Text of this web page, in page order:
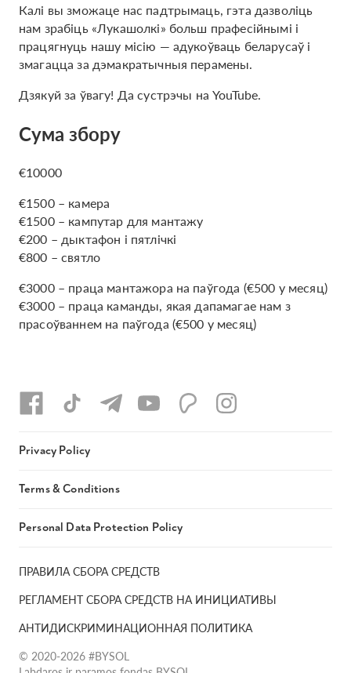
Калі вы зможаце нас падтрымаць, гэта дазволіць
нам зрабіць «Лукашолкі» больш прафесійнымі і
працягнуць нашу місію — адукоўваць беларусаў і
змагацца за дэмакратычныя перамены.
Дзякуй за ўвагу! Да сустрэчы на ​​YouTube.
Сума збору
€10000
€1500 – камера
€1500 – кампутар для мантажу
€200 – дыктафон і пятлічкі
€800 – святло
€3000 – праца мантажора на паўгода (€500 у месяц)
€3000 – праца каманды, якая дапамагае нам з
прасоўваннем на паўгода (€500 у месяц)
ПРАВИЛА СБОРА СРЕДСТВ
РЕГЛАМЕНТ СБОРА СРЕДСТВ НА ИНИЦИАТИВЫ
АНТИДИСКРИМИНАЦИОННАЯ ПОЛИТИКА
© 2020-2026 #BYSOL
Privacy Policy
Terms & Conditions
Personal Data Protection Policy